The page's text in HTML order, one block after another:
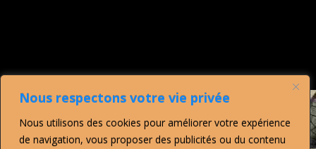
Nous respectons votre vie privée
Nous utilisons des cookies pour améliorer votre expérience
de navigation, vous proposer des publicités ou du contenu